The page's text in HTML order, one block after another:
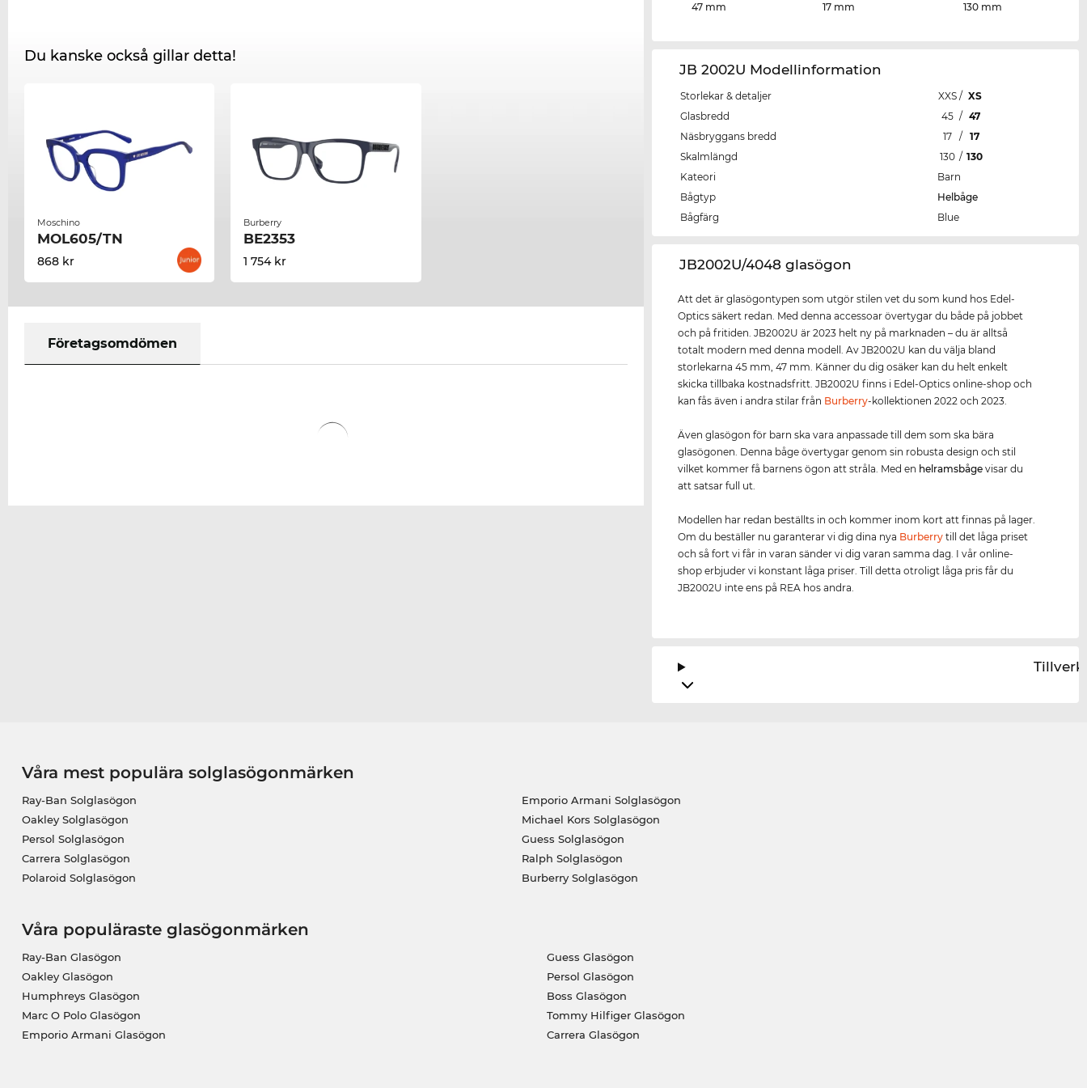
Du kanske också gillar detta!
Moschino
MOL605/TN
868 kr
Burberry
BE2353
1 754 kr
Företagsomdömen
47 mm
17 mm
130 mm
JB 2002U Modellinformation
Storlekar & detaljer XXS / XS
Glasbredd
45 / 47
Näsbryggans bredd
17 /
17
Skalmlängd
130 / 130
Kateori
Barn
Bågtyp
Helbåge
Bågfärg
Blue
‌JB2002U/4048 glasögon
Att det är glasögontypen som utgör stilen vet du som kund hos Edel-
Optics säkert redan. Med denna accessoar övertygar du både på jobbet
och på fritiden. JB2002U är 2023 helt ny på marknaden – du är alltså
totalt modern med denna modell. Av JB2002U kan du välja bland
storlekarna 45 mm, 47 mm. Känner du dig osäker kan du helt enkelt
skicka tillbaka kostnadsfritt. JB2002U finns i Edel-Optics online-shop och
kan fås även i andra stilar från Burberry-kollektionen 2022 och 2023.
Även glasögon för barn ska vara anpassade till dem som ska bära
glasögonen. Denna båge övertygar genom sin robusta design och stil
vilket kommer få barnens ögon att stråla. Med en helramsbågevisar du
att satsar full ut.
Modellen har redan beställts in och kommer inom kort att finnas på lager.
Om du beställer nu garanterar vi dig dina nya Burberry till det låga priset
och så fort vi får in varan sänder vi dig varan samma dag. I vår online-
shop erbjuder vi konstant låga priser. Till detta otroligt låga pris får du
JB2002U inte ens på REA hos andra.
Våra mest populära solglasögonmärken
Ray-Ban Solglasögon
Oakley Solglasögon
Persol Solglasögon
Carrera Solglasögon
Polaroid Solglasögon
Emporio Armani Solglasögon
Michael Kors Solglasögon
Guess Solglasögon
Ralph Solglasögon
Burberry Solglasögon
Våra populäraste glasögonmärken
Ray-Ban Glasögon
Oakley Glasögon
Humphreys Glasögon
Marc O Polo Glasögon
Emporio Armani Glasögon
Guess Glasögon
Persol Glasögon
Boss Glasögon
Tommy Hilfiger Glasögon
Carrera Glasögon